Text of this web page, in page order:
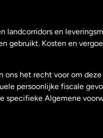
landcorridors en
gebruikt. Kosten en
ons het recht voor om
persoonlijke fiscale
Algemene